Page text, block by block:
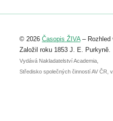
Registrovat se můžete do 6.
abstraktu přihlášené
posteru je už 30. června.
© 2026 Časopis ŽIVA– Rozhled
Založil roku 1853 J. E. Purkyně.
Vydává Nakladatelství Academia,
Středisko společných činností AV ČR,